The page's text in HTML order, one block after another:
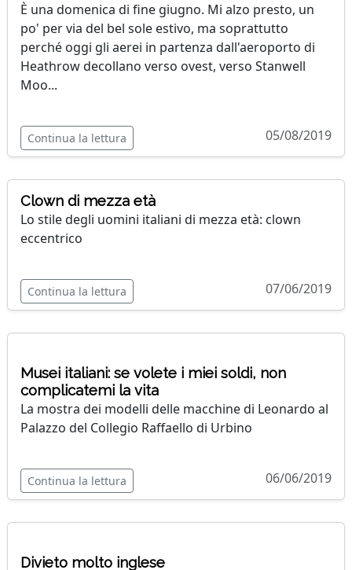
È una domenica di fine giugno. Mi alzo presto, un
po' per via del bel sole estivo, ma soprattutto
perché oggi gli aerei in partenza dall'aeroporto di
Heathrow decollano verso ovest, verso Stanwell
Moo...
Continua la lettura 05/08/2019
Clown di mezza età
Lo stile degli uomini italiani di mezza età: clown
eccentrico
Continua la lettura 07/06/2019
Musei italiani: se volete i miei soldi, non
complicatemi la vita
La mostra dei modelli delle macchine di Leonardo al
Palazzo del Collegio Raffaello di Urbino
Continua la lettura 06/06/2019
Divieto molto inglese